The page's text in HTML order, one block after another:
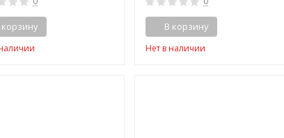
корзину В корзину
Нет в наличии